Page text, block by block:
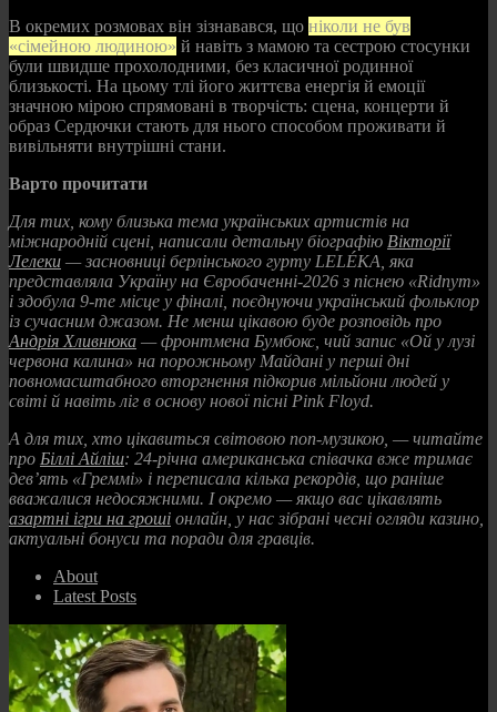
В окремих розмовах він зізнавався, що ніколи не був
«сімейною людиною» й навіть з мамою та сестрою стосунки
були швидше прохолодними, без класичної родинної
близькості. На цьому тлі його життєва енергія й емоції
значною мірою спрямовані в творчість: сцена, концерти й
образ Сердючки стають для нього способом проживати й
вивільняти внутрішні стани.
Варто прочитати
Для тих, кому близька тема українських артистів на
міжнародній сцені, написали детальну біографію Вікторії
Лелеки — засновниці берлінського гурту LELÉKA, яка
представляла Україну на Євробаченні‑2026 з піснею «Ridnym»
і здобула 9‑те місце у фіналі, поєднуючи український фольклор
із сучасним джазом. Не менш цікавою буде розповідь про
Андрія Хливнюка — фронтмена Бумбокс, чий запис «Ой у лузі
червона калина» на порожньому Майдані у перші дні
повномасштабного вторгнення підкорив мільйони людей у
світі й навіть ліг в основу нової пісні Pink Floyd.
А для тих, хто цікавиться світовою поп-музикою, — читайте
про Біллі Айліш: 24-річна американська співачка вже тримає
дев’ять «Греммі» і переписала кілька рекордів, що раніше
вважалися недосяжними. І окремо — якщо вас цікавлять
азартні ігри на гроші онлайн, у нас зібрані чесні огляди казино,
актуальні бонуси та поради для гравців.
About
Latest Posts